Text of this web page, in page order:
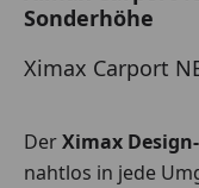
Sonderhöhe
Ximax Carport
DerXimax
nahtlos in jede